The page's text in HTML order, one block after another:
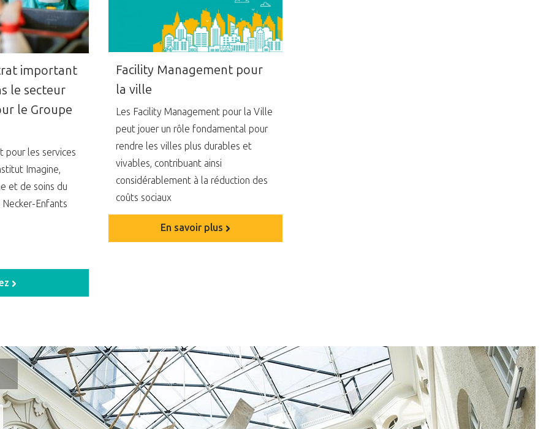
important
le secteur
le Groupe
pour les services
Imagine,
et de soins du
Enfants
Facility Management pour
la ville
Les Facility Management pour la Ville
peut jouer un rôle fondamental pour
rendre les villes plus durables et
vivables, contribuant ainsi
considérablement à la réduction des
coûts sociaux
En savoir plus